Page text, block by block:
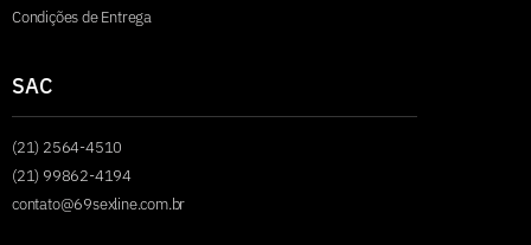
Condições de Entrega
SAC
(21) 2564-4510
(21) 99862-4194
contato@69sexline.com.br